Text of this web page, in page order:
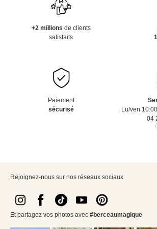
+2 millions de clients
satisfaits
Paiement
sécurisé
Lu/ven
04
Rejoignez-nous sur nos réseaux sociaux
Et partagez vos photos avec #berceaumagique